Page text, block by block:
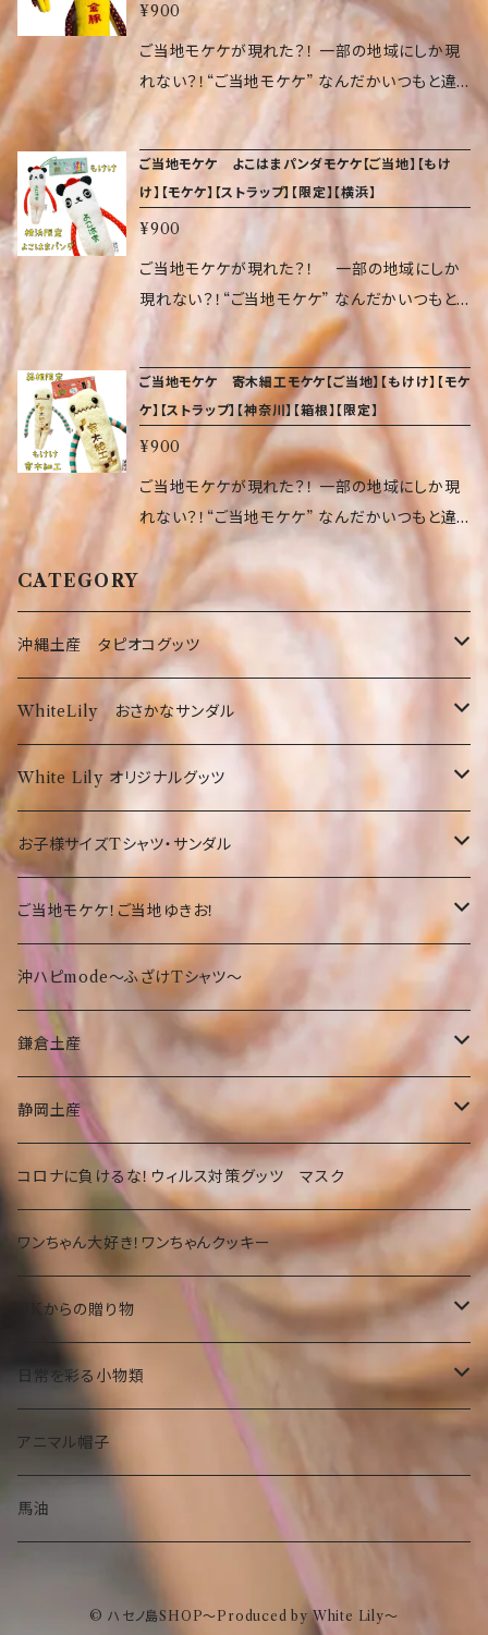
ん…。 サイズ（約 高14×幅5×奥2cm） 重量 9.07
g 素材 ポリエステル、ポリスチレン、アクリル、
ゴム
¥900
ご当地モケケが現れた？！ 一部の地域にしか現
れない？！“ご当地モケケ” なんだかいつもと違っ
てる？体に たくさん模様が入って、へんてこ具合
が増し増しです。 頭にはゴムが付いているので、
いろいろなところに付けられます。 気づくと、日
本中でぞくぞく増殖しているかもしれません…。
サイズ（約 高14×幅5×奥2cm） 重量 9.07 g 素
材 ポリエステル、ポリスチレン、アクリル、ゴム
ご当地モケケ よこはまパンダモケケ【ご当地】【もけ
け】【モケケ】【ストラップ】【限定】【横浜】
¥900
ご当地モケケが現れた？！ 一部の地域にしか
現れない？！“ご当地モケケ” なんだかいつもと
違ってる？体に たくさん模様が入って、へんてこ
具合が増し増しです。 頭にはゴムが付いている
ので、いろいろなところに付けられます。 気づく
と、日本中でぞくぞく増殖しているかもしれませ
ん…。 サイズ（約 高14×幅5×奥2cm） 重量 9.07
g 素材 ポリエステル、ポリスチレン、アクリル、
ゴム
ご当地モケケ 寄木細工モケケ【ご当地】【もけけ】【モケ
ケ】【ストラップ】【神奈川】【箱根】【限定】
¥900
ご当地モケケが現れた？！ 一部の地域にしか現
れない？！“ご当地モケケ” なんだかいつもと違っ
てる？体に たくさん模様が入って、へんてこ具合
が増し増しです。 頭にはゴムが付いているので、
いろいろなところに付けられます。 気づくと、日
本中でぞくぞく増殖しているかもしれません…。
サイズ（約 高14×幅5×奥2cm） 重量 9.07 g 素
材 ポリエステル、ポリスチレン、アクリル、ゴム
CATEGORY
沖縄土産 タピオコグッツ
沖縄限定Tシャツ
弊社オリジナルTシャツ
オリオンTシャツ
沖縄限定Tシャツ
お菓子・食品
お菓子
食品・飲料
沖縄の守り神！シーサー☆
沖縄限定☆ゆきお
沖縄限定小物類
タオル
カバン
オリオンビールグッツ
Tシャツ
タオル
WhiteLily おさかなサンダル
お魚サンダル
White Lily オリジナルグッツ
Tシャツ
沖縄
鎌倉
小物
お子様サイズTシャツ・サンダル
サンダル
Tシャツ
ご当地モケケ！ご当地ゆきお！
東京
神奈川
静岡
部活
期間限定
沖縄限定 ゆきお
部活ゆきお
お守りゆきお
水族館もけけ
沖ハピmode～ふざけTシャツ～
鎌倉土産
お菓子・食品
洋菓子
和菓子
Tシャツ
大仏グッツ
静岡土産
お菓子・食品
洋菓子
和菓子
プリザーブドフラワー
名画、絵画アート小物
トートバック
コロナに負けるな！ウィルス対策グッツ マスク
ワンちゃん大好き！ワンちゃんクッキー
UKからの贈り物
お菓子
食品
ぬいぐるみ
ピーターラビット
タオル
名画、絵画小物
日常を彩る小物類
マグネット
フラワーベース（花瓶）
アニマル帽子
馬油
© ハセノ島SHOP～Produced by White Lily～